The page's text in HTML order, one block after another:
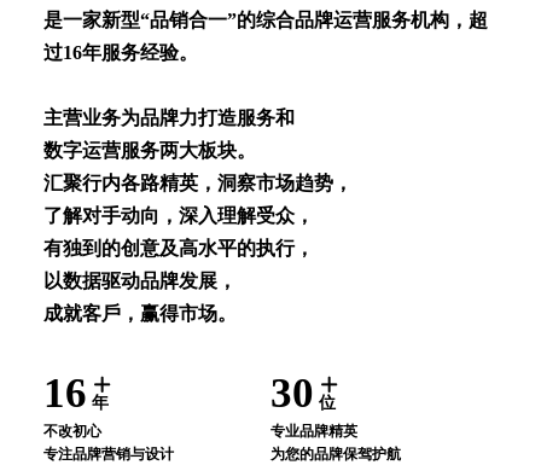
是⼀家新型“品销合⼀”的综合品牌运营服务机构，超
过16年服务经验。
主营业务为品牌⼒打造服务和
数字运营服务两⼤板块。
汇聚⾏内各路精英，洞察市场趋势，
了解对⼿动向，深⼊理解受众，
有独到的创意及⾼⽔平的执⾏，
以数据驱动品牌发展，
成就客⼾，赢得市场。
16 年
不改初⼼
专注品牌营销与设计
30 位
专业品牌精英
为您的品牌保驾护航